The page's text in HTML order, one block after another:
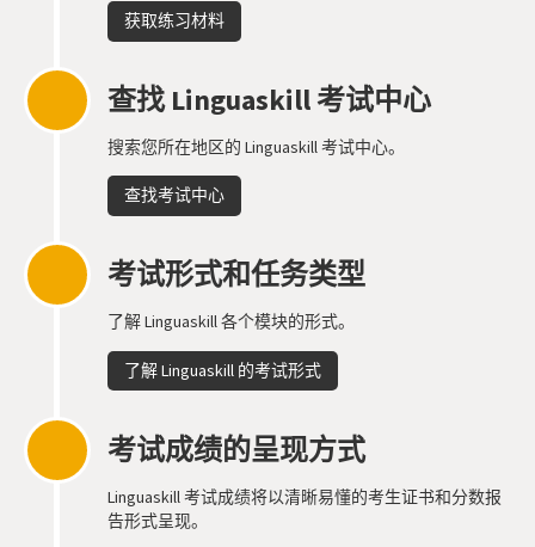
获取练习材料
查找 Linguaskill 考试中心
搜索您所在地区的 Linguaskill 考试中心。
查找考试中心
考试形式和任务类型
了解 Linguaskill 各个模块的形式。
了解 Linguaskill 的考试形式
考试成绩的呈现方式
Linguaskill 考试成绩将以清晰易懂的考生证书和分数报
告形式呈现。